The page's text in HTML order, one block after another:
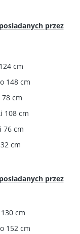
przez
cm
148 cm
cm
108 cm
76 cm
cm
przez
cm
152 cm